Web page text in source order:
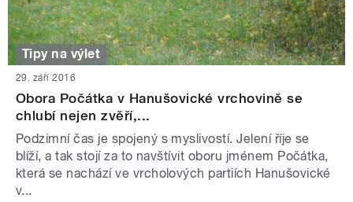
Tipy na výlet
29. září 2016
Obora Počátka v Hanušovické vrchovině se
chlubí nejen zvěří,...
Podzimní čas je spojený s myslivostí. Jelení říje se
blíží, a tak stojí za to navštívit oboru jménem Počátka,
která se nachází ve vrcholových partiích Hanušovické
v...